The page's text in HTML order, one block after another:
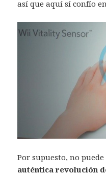
así que aquí sí confío
Por supuesto, no
auténtica revolución